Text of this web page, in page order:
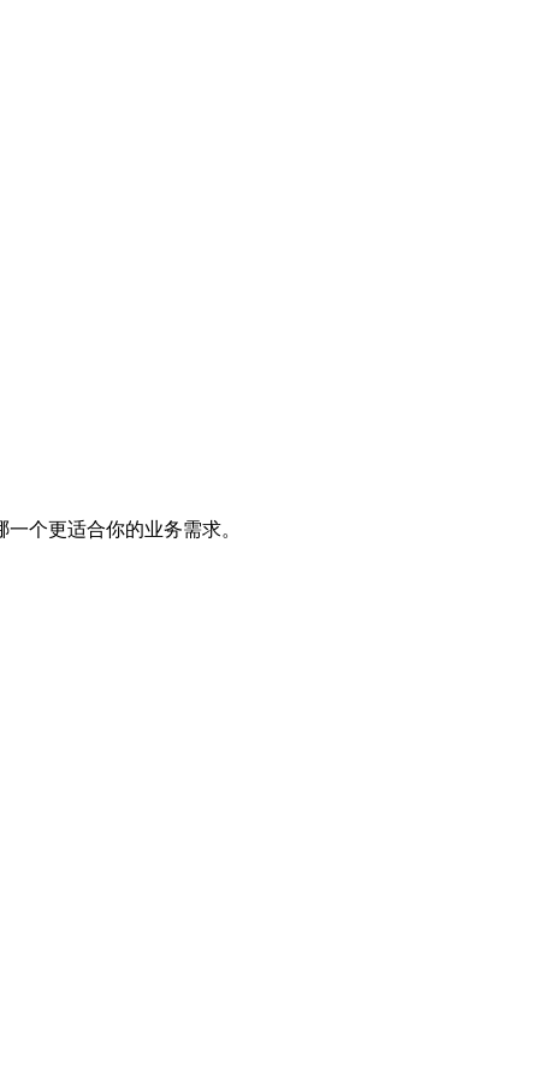
个更适合你的业务需求。